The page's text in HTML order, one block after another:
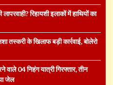
रिहायशी इलाकों में हाथियों का
तस्करी के खिलाफ बड़ी कार्रवाई, बोलेरो
वाले 04 निहंग यात्री गिरफ्तार, तीन
जेल